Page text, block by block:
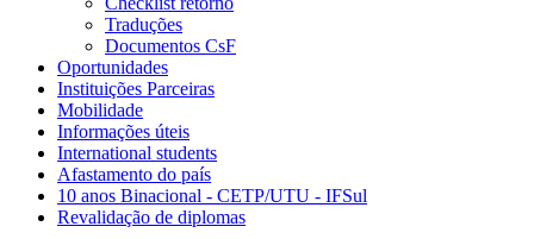
Traduções
Documentos CsF
Oportunidades
Instituições Parceiras
Mobilidade
Informações úteis
International students
Afastamento do país
10 anos Binacional - CETP/UTU - IFSul
Revalidação de diplomas